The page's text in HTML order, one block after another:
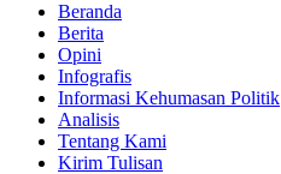
Beranda
Berita
Opini
Infografis
Informasi Kehumasan Politik
Analisis
Tentang Kami
Kirim Tulisan